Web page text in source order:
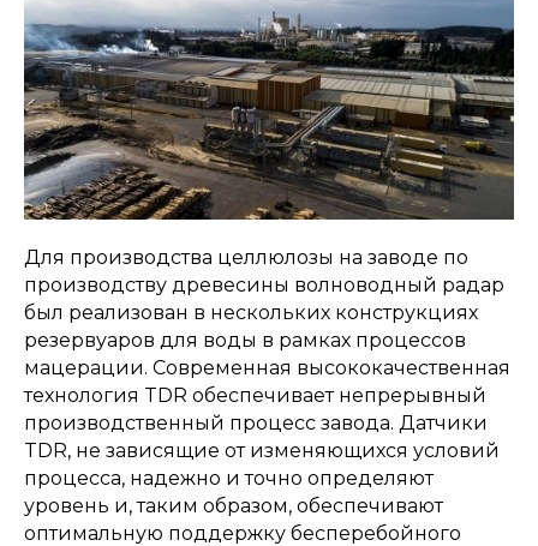
Для производства целлюлозы на заводе по
производству древесины волноводный радар
был реализован в нескольких конструкциях
резервуаров для воды в рамках процессов
мацерации. Современная высококачественная
технология TDR обеспечивает непрерывный
производственный процесс завода. Датчики
TDR, не зависящие от изменяющихся условий
процесса, надежно и точно определяют
уровень и, таким образом, обеспечивают
оптимальную поддержку бесперебойного